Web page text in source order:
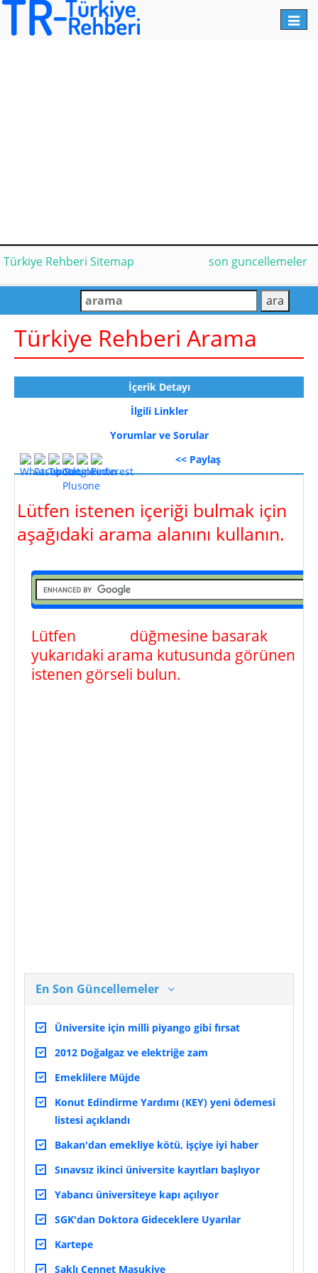
Türkiye Rehberi Sitemap son guncellemeler
Türkiye Rehberi Arama
İçerik Detayı
İlgili Linkler
Yorumlar ve Sorular
<< Paylaş
Lütfen istenen içeriği bulmak için
aşağıdaki arama alanını kullanın.
Lütfen
düğmesine basarak
yukarıdaki arama kutusunda görünen
istenen görseli bulun.
En Son Güncellemeler
Üniversite için milli piyango gibi fırsat
2012 Doğalgaz ve elektriğe zam
Emeklilere Müjde
Konut Edindirme Yardımı (KEY) yeni ödemesi
listesi açıklandı
Bakan'dan emekliye kötü, işçiye iyi haber
Sınavsız ikinci üniversite kayıtları başlıyor
Yabancı üniversiteye kapı açılıyor
SGK'dan Doktora Gideceklere Uyarılar
Kartepe
Saklı Cennet Maşukiye